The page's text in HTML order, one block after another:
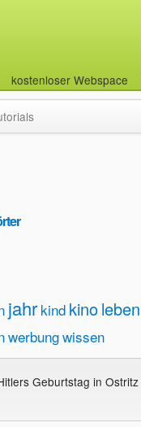
kostenloser Webspace
jahr kind kinoleben
werbungwissen
Geburtstag in Ostritz